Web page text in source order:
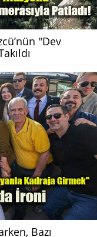
"Dev
Bazı